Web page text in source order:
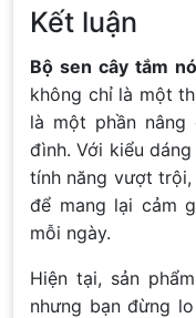
Kết luận
Bộ sen cây tắm
không chỉ là một
là một phần
đình. Với kiểu
tính năng vượt trội,
để mang lại cảm
mỗi ngày.
Hiện tại, sản
nhưng bạn đừng